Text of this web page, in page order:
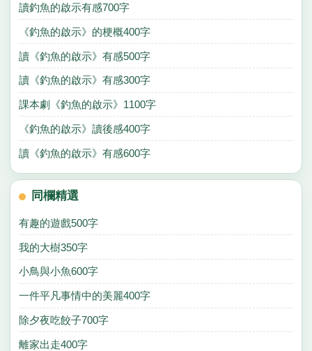
讀釣魚的啟示有感700字
《釣魚的啟示》的梗概400字
讀《釣魚的啟示》有感500字
讀《釣魚的啟示》有感300字
課本劇《釣魚的啟示》1100字
《釣魚的啟示》讀後感400字
讀《釣魚的啟示》有感600字
同欄精選
有趣的遊戲500字
我的大樹350字
小鳥與小魚600字
一件平凡事情中的美麗400字
除夕夜吃餃子700字
離家出走400字